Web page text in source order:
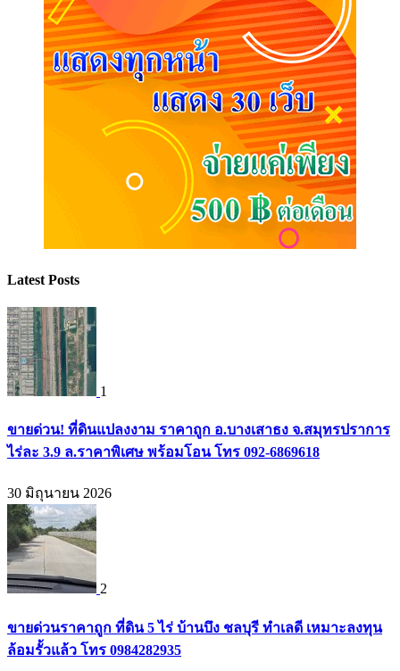
Latest Posts
1
ขายด่วน! ที่ดินแปลงงาม ราคาถูก อ.บางเสาธง จ.สมุทรปราการ
ไร่ละ 3.9 ล.ราคาพิเศษ พร้อมโอน โทร 092-6869618
30 มิถุนายน 2026
2
ขายด่วนราคาถูก ที่ดิน 5 ไร่ บ้านบึง ชลบุรี ทำเลดี เหมาะลงทุน
ล้อมรั้วแล้ว โทร 0984282935